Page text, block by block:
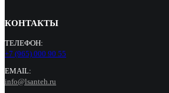
КОНТАКТЫ
ТЕЛЕФОН:
+7 (965) 000 90 55
EMAIL:
info@lsanteh.ru